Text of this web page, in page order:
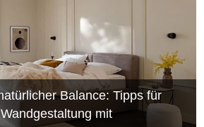
Balance: Tipps für
mit